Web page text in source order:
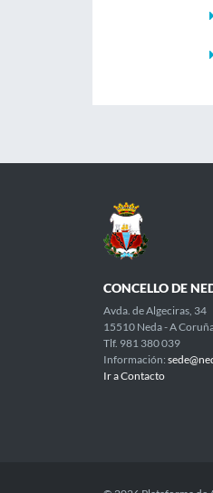
CONCELLO DE
Avda. de Algeciras, 34
15510 Neda - A
Tlf. 981 380 039
Información:
Ir a Contacto